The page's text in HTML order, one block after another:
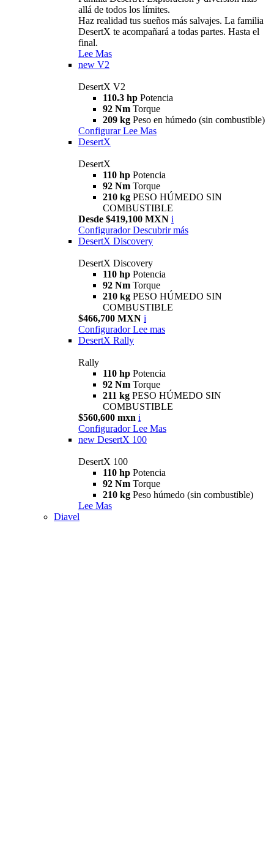
allá de todos los límites.
Haz realidad tus sueños más salvajes. La familia
DesertX te acompañará a todas partes. Hasta el
final.
Lee Mas
new V2
DesertX V2
110.3 hp Potencia
92 Nm Torque
209 kg Peso en húmedo (sin combustible)
Configurar Lee Mas
DesertX
DesertX
110 hp Potencia
92 Nm Torque
210 kg PESO HÚMEDO SIN
COMBUSTIBLE
Desde $419,100 MXN i
Configurador Descubrir más
DesertX Discovery
DesertX Discovery
110 hp Potencia
92 Nm Torque
210 kg PESO HÚMEDO SIN
COMBUSTIBLE
$466,700 MXN i
Configurador Lee mas
DesertX Rally
Rally
110 hp Potencia
92 Nm Torque
211 kg PESO HÚMEDO SIN
COMBUSTIBLE
$560,600 mxn i
Configurador Lee Mas
new DesertX 100
DesertX 100
110 hp Potencia
92 Nm Torque
210 kg Peso húmedo (sin combustible)
Lee Mas
Diavel